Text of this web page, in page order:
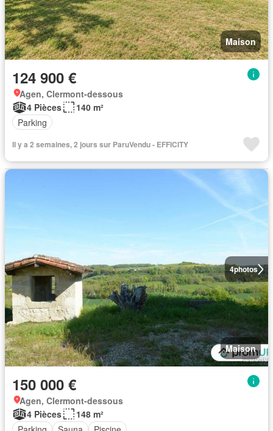
Maison
124 900 €
Agen, Clermont-dessous
4 Pièces
140 m²
Parking
Il y a 2 semaines, 2 jours sur ParuVendu - EFFICITY
4photos
Maison
150 000 €
Agen, Clermont-dessous
4 Pièces
148 m²